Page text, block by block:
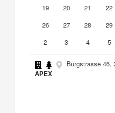
19
20 21 22
26
27 28 29
2
3 4 5
Burgstrasse 46,
APEX